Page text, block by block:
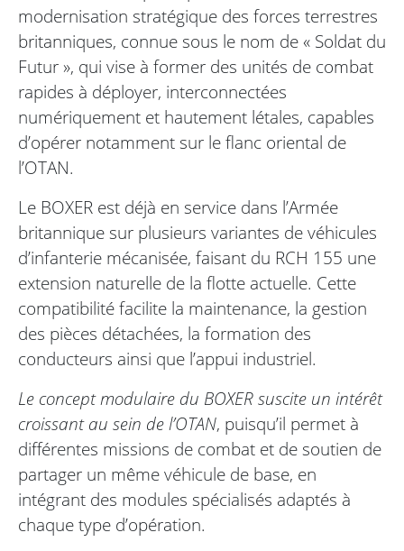
modernisation stratégique des forces terrestres
britanniques, connue sous le nom de « Soldat du
Futur », qui vise à former des unités de combat
rapides à déployer, interconnectées
numériquement et hautement létales, capables
d’opérer notamment sur le flanc oriental de
l’OTAN.
Le BOXER est déjà en service dans l’Armée
britannique sur plusieurs variantes de véhicules
d’infanterie mécanisée, faisant du RCH 155 une
extension naturelle de la flotte actuelle. Cette
compatibilité facilite la maintenance, la gestion
des pièces détachées, la formation des
conducteurs ainsi que l’appui industriel.
Le concept modulaire du BOXER suscite un intérêt
croissant au sein de l’OTAN, puisqu’il permet à
différentes missions de combat et de soutien de
partager un même véhicule de base, en
intégrant des modules spécialisés adaptés à
chaque type d’opération.